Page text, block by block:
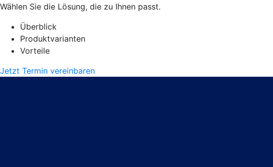
Wählen Sie die Lösung, die zu Ihnen passt.
Überblick
Produktvarianten
Vorteile
Jetzt Termin vereinbaren